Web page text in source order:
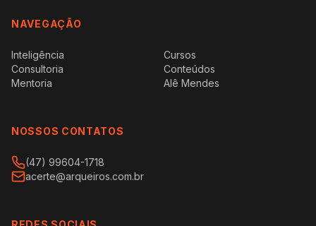
NAVEGAÇÃO
Inteligência
Consultoria
Mentoria
Cursos
Conteúdos
Alê Mendes
NOSSOS CONTATOS
(47) 99604-1718
acerte@arqueiros.com.br